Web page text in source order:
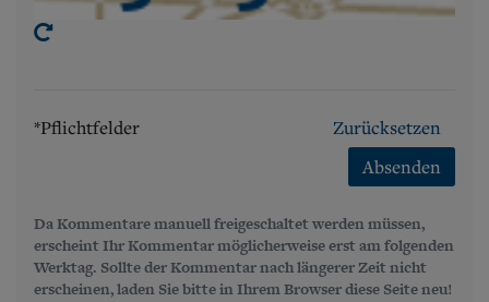
*Pflichtfelder
Zurücksetzen
Absenden
Da Kommentare manuell freigeschaltet werden müssen,
erscheint Ihr Kommentar möglicherweise erst am folgenden
Werktag. Sollte der Kommentar nach längerer Zeit nicht
erscheinen, laden Sie bitte in Ihrem Browser diese Seite neu!